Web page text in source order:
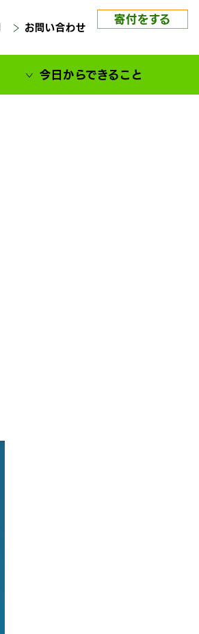
お問い合わせ
寄付をする
今日からできること